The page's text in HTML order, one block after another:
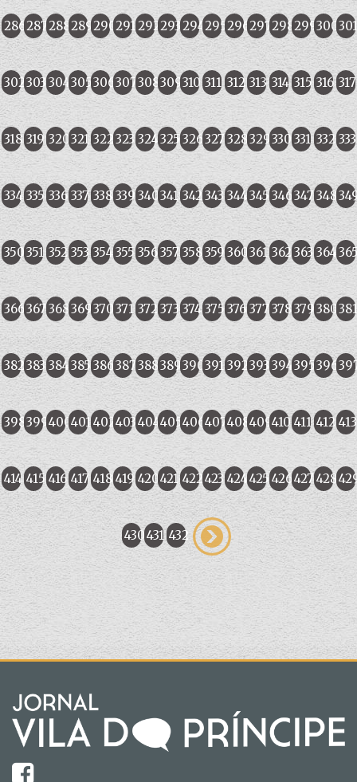
286287288289290291 292293294295296297298299300301
302303 304305306307308309310 311 312 313 314 315 316 317
318 319 320321 322323 324325 326327 328329330 331 332 333
334 335 336 337 338 339 340341 342 343 344345 346347 348
350351 352 353 354355 356357 358359 360361 362 363 364
366367368369370371 372 373 374 375376 377378379380381
382383 384385 386387388389390391 392393 394395396
398399400401402403404405406407408409410 411 412 413
414 415 416 417 418 419 420421 422423 424425 426427 428
430431 432